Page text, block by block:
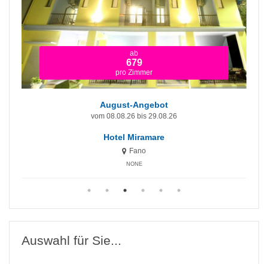
ab
679
pro Zimmer
August-Angebot
vom 08.08.26 bis 29.08.26
Hotel Miramare
Fano
NONE
Auswahl für Sie...